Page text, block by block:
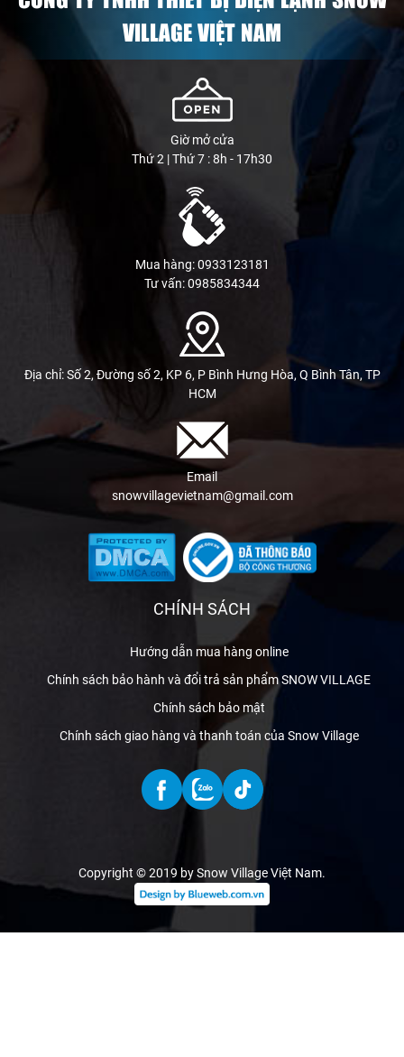
VILLAGE VIỆT NAM
Giờ mở cửa
Thứ 2 | Thứ 7 : 8h - 17h30
Mua hàng: 0933123181
Tư vấn: 0985834344
Địa chỉ: Số 2, Đường số 2, KP 6, P Bình Hưng Hòa, Q Bình Tân, TP
HCM
Email
snowvillagevietnam@gmail.com
CHÍNH SÁCH
Hướng dẫn mua hàng online
Chính sách bảo hành và đổi trả sản phẩm SNOW VILLAGE
Chính sách bảo mật
Chính sách giao hàng và thanh toán của Snow Village
Copyright © 2019 by Snow Village Việt Nam.